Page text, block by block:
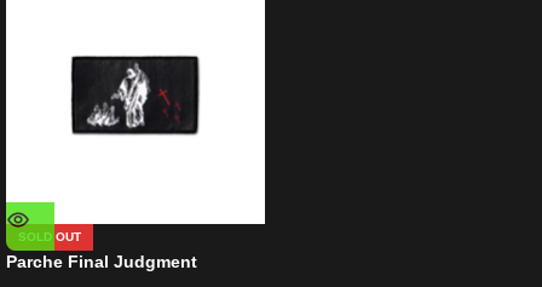
SOLD OUT
Parche Final Judgment